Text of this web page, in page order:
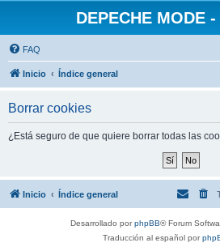
DEPECHE MODE
FAQ
Inicio Índice general
Borrar cookies
¿Está seguro de que quiere borrar todas las
Inicio Índice general
Desarrollado porphpBB® Forum
Traducción al español por